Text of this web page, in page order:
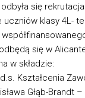
się
uczniów klasy 4L-
się w
w składzie:
Kształcenia
Głąb-Brandt